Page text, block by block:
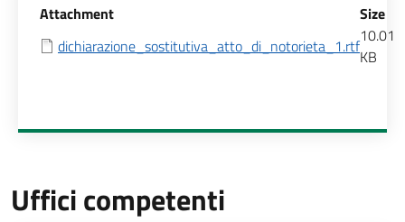
Allegati
Attachment
Size
dichiarazione_sostitutiva_atto_di_notorieta_1.rtf10.01
KB
Uffici competenti